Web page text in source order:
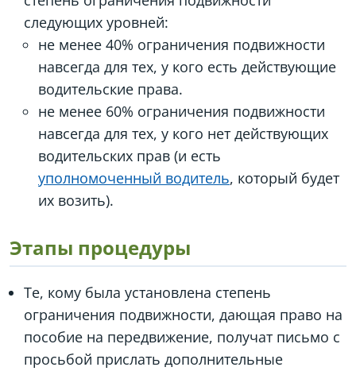
следующих уровней:
не менее 40% ограничения подвижности
навсегда для тех, у кого есть действующие
водительские права.
не менее 60% ограничения подвижности
навсегда для тех, у кого нет действующих
водительских прав (и есть
уполномоченный водитель, который будет
их возить).
Этапы процедуры
Те, кому была установлена степень
ограничения подвижности, дающая право на
пособие на передвижение, получат письмо с
просьбой прислать дополнительные